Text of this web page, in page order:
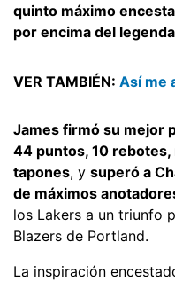
quinto máximo
por encima del
VER TAMBIÉN: Así me
James firmó su mejor
44 puntos, 10
tapones, y superó a
de máximos
los Lakers a un triunfo
Blazers de Portland.
La inspiración